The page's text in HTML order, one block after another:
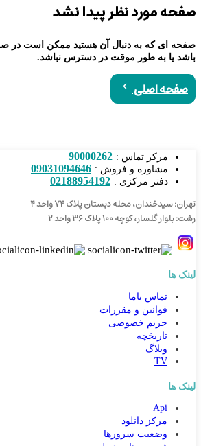
صفحه مورد نظر پیدا نشد
صفحه ای که به دنبال آن هستید ممکن است در
باشد یا به طور موقت در دسترس نباشد.
صفحه اصلی
مرکز تماس : 90000262
مشاوره و فروش : 09031094646
دفتر مرکزی : 02188954192
تهران: سیدخندان، محله دبستان پلاک ۷۴ واحد ۴
رشت: بلوار گلسار، کوچه ۱۰۰ پلاک ۳۶ واحد ۲
لینک ها
تماس باما
قوانین و مقررات
حریم خصوصی
تاریخچه
وبلاگ
TV
لینک ها
Api
مرکز دانلود
وضعیت سرورها